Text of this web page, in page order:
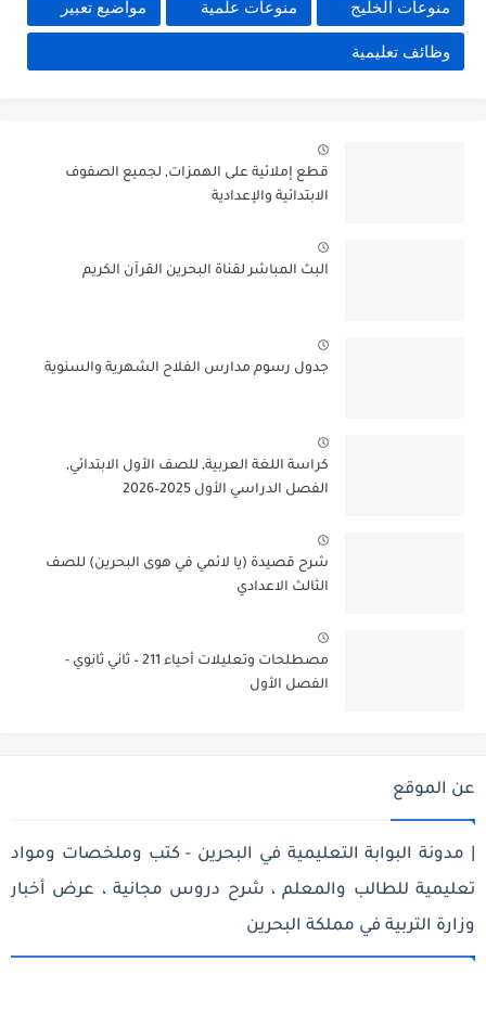
منوعات الخليج منوعات علمية مواضيع تعبير
وظائف تعليمية
قطع إملائية على الهمزات, لجميع الصفوف
الابتدائية والإعدادية
البث المباشر لقناة البحرين القرآن الكريم
جدول رسوم مدارس الفلاح الشهرية والسنوية
كراسة اللغة العربية, للصف الأول الابتدائي,
الفصل الدراسي الأول 2025–2026
شرح قصيدة (يا لائمي في هوى البحرين) للصف
الثالث الاعدادي
مصطلحات وتعليلات أحياء 211 – ثاني ثانوي -
الفصل الأول
عن الموقع
| مدونة البوابة التعليمية في البحرين - كتب وملخصات ومواد
تعليمية للطالب والمعلم ، شرح دروس مجانية ، عرض أخبار
وزارة التربية في مملكة البحرين